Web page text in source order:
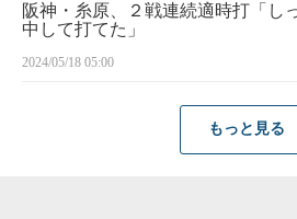
阪神・糸原、２戦連続適時打「し
中して打てた」
2024/05/18 05:00
もっと見る